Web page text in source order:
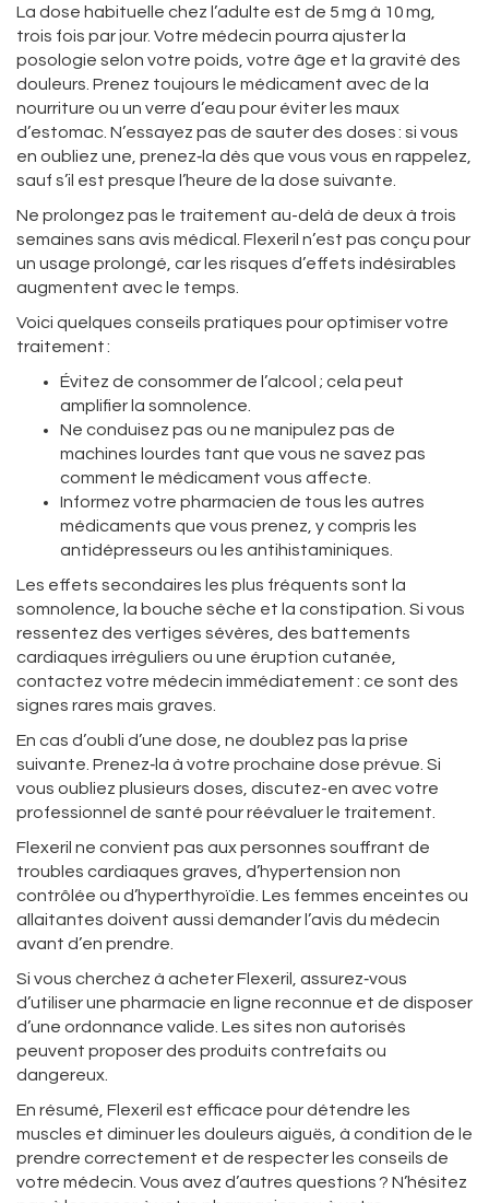
La dose habituelle chez l’adulte est de 5 mg à 10 mg,
trois fois par jour. Votre médecin pourra ajuster la
posologie selon votre poids, votre âge et la gravité des
douleurs. Prenez toujours le médicament avec de la
nourriture ou un verre d’eau pour éviter les maux
d’estomac. N’essayez pas de sauter des doses : si vous
en oubliez une, prenez‑la dès que vous vous en rappelez,
sauf s’il est presque l’heure de la dose suivante.
Ne prolongez pas le traitement au-delà de deux à trois
semaines sans avis médical. Flexeril n’est pas conçu pour
un usage prolongé, car les risques d’effets indésirables
augmentent avec le temps.
Voici quelques conseils pratiques pour optimiser votre
traitement :
Évitez de consommer de l’alcool ; cela peut
amplifier la somnolence.
Ne conduisez pas ou ne manipulez pas de
machines lourdes tant que vous ne savez pas
comment le médicament vous affecte.
Informez votre pharmacien de tous les autres
médicaments que vous prenez, y compris les
antidépresseurs ou les antihistaminiques.
Les effets secondaires les plus fréquents sont la
somnolence, la bouche sèche et la constipation. Si vous
ressentez des vertiges sévères, des battements
cardiaques irréguliers ou une éruption cutanée,
contactez votre médecin immédiatement : ce sont des
signes rares mais graves.
En cas d’oubli d’une dose, ne doublez pas la prise
suivante. Prenez‑la à votre prochaine dose prévue. Si
vous oubliez plusieurs doses, discutez-en avec votre
professionnel de santé pour réévaluer le traitement.
Flexeril ne convient pas aux personnes souffrant de
troubles cardiaques graves, d’hypertension non
contrôlée ou d’hyperthyroïdie. Les femmes enceintes ou
allaitantes doivent aussi demander l’avis du médecin
avant d’en prendre.
Si vous cherchez à acheter Flexeril, assurez‑vous
d’utiliser une pharmacie en ligne reconnue et de disposer
d’une ordonnance valide. Les sites non autorisés
peuvent proposer des produits contrefaits ou
dangereux.
En résumé, Flexeril est efficace pour détendre les
muscles et diminuer les douleurs aiguës, à condition de le
prendre correctement et de respecter les conseils de
votre médecin. Vous avez d’autres questions ? N’hésitez